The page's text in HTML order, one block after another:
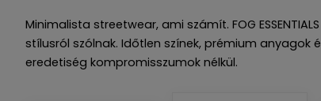
Minimalista streetwear, ami számít. FOG
stílusról szólnak. Időtlen színek, prémium anyagok
eredetiség kompromisszumok nélkül.